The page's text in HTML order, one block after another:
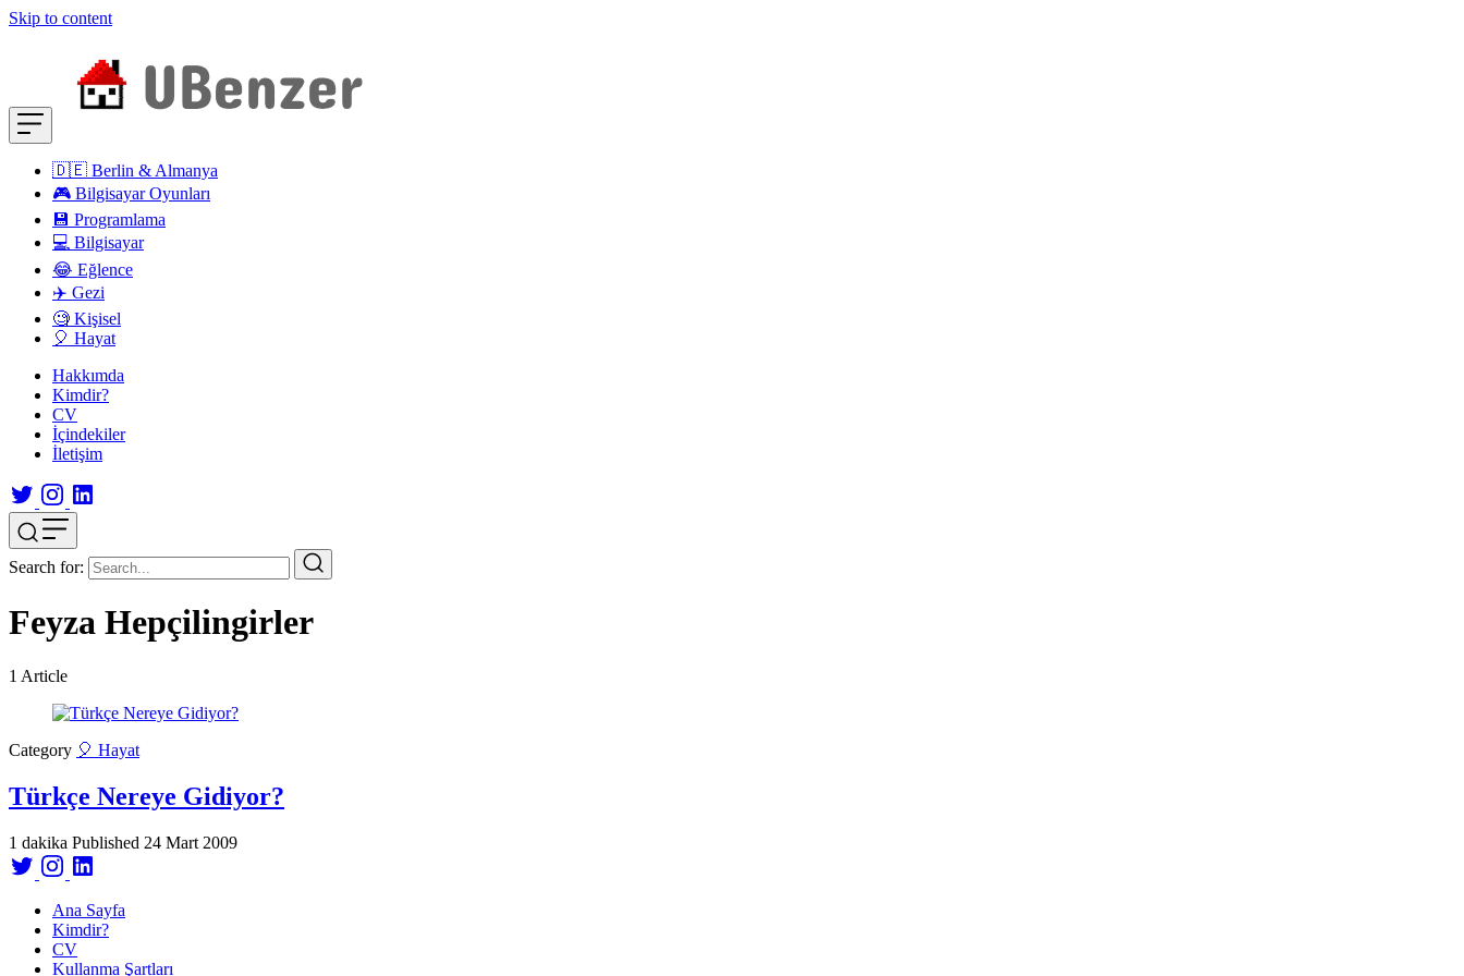
Skip to content
🇩🇪 Berlin & Almanya
🎮 Bilgisayar Oyunları
💾 Programlama
💻 Bilgisayar
😂 Eğlence
✈️ Gezi
🧐 Kişisel
🎈 Hayat
Hakkımda
Kimdir?
CV
İçindekiler
İletişim
Search for:
Feyza Hepçilingirler
1 Article
Category 🎈 Hayat
Türkçe Nereye Gidiyor?
1 dakika Published 24 Mart 2009
Ana Sayfa
Kimdir?
CV
Kullanma Şartları